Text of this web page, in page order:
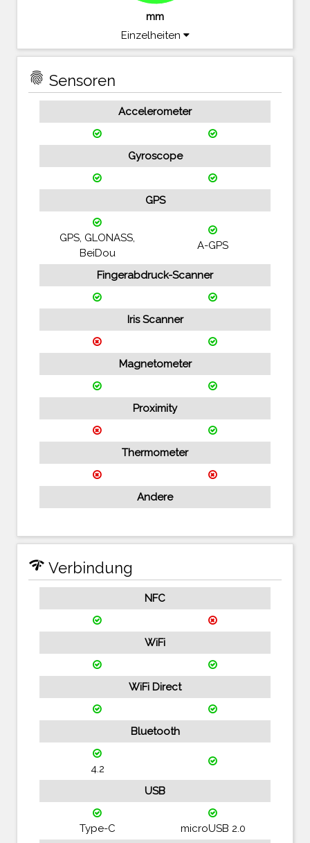
mm
Einzelheiten
fingerprint Sensoren
Accelerometer
Gyroscope
GPS
GPS, GLONASS,
BeiDou
A-GPS
Fingerabdruck-Scanner
Iris Scanner
Magnetometer
Proximity
Thermometer
Andere
network_check Verbindung
NFC
WiFi
WiFi Direct
Bluetooth
4.2
USB
Type-C
microUSB 2.0